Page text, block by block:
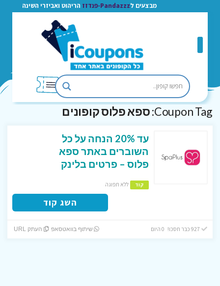
מבצעים לPandazzz-פנדזז הריהוט ואביזרי השינה
Coupon Tag: ספא פלוס קופונים
עד 20% הנחה על כל
השוברים באתר ספא
פלוס – פרטים בלינק
קוד ללא תפוגה
השג קוד
שיתוף בוואטסאפ העתק URL